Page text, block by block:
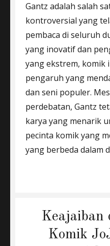
Gantz adalah salah
kontroversial yang
pembaca di seluruh
yang inovatif dan
yang ekstrem, komik
pengaruh yang
dan seni populer.
perdebatan, Gantz
karya yang menarik
pecinta komik yang
yang berbeda dalam
Keajaiban
Komik